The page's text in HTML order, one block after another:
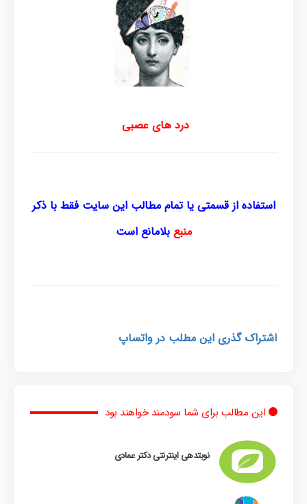
درد های عصبی
استفاده از قسمتی یا تمام مطالب این سایت فقط با ذکر
منبع بلامانع است
اشتراک گذری این مطلب در واتساپ
این مطالب برای شما سودمند خواهند بود
نوبتدهی اینترنتی دکتر عمادی